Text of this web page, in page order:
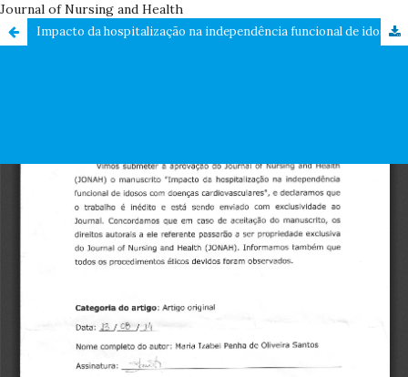
Journal of Nursing and Health
Impacto da hospitalização na independência funcional de idosos com doenças cardiovasculares